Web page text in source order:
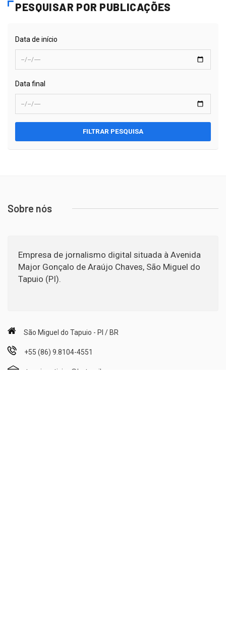
PESQUISAR POR PUBLICAÇÕES
Data de início
Data final
FILTRAR PESQUISA
Sobre nós
Empresa de jornalismo digital situada à Avenida
Major Gonçalo de Araújo Chaves, São Miguel do
Tapuio (PI).
São Miguel do Tapuio - PI / BR
+55 (86) 9.8104-4551
tapuionoticias@hotmail.com